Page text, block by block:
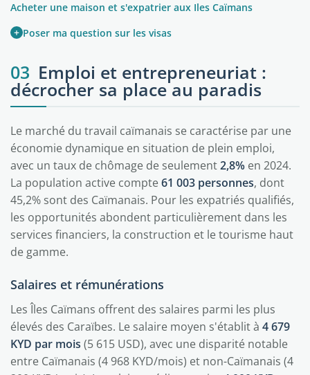
Acheter une maison et s'expatrier aux Iles Caïmans
+ Poser ma question sur les visas
03 Emploi et entrepreneuriat :
décrocher sa place au paradis
Le marché du travail caïmanais se caractérise par une
économie dynamique en situation de plein emploi,
avec un taux de chômage de seulement2,8% en 2024.
La population active compte61 003 personnes, dont
45,2% sont des Caïmanais. Pour les expatriés qualifiés,
les opportunités abondent particulièrement dans les
services financiers, la construction et le tourisme haut
de gamme.
Salaires et rémunérations
Les Îles Caïmans offrent des salaires parmi les plus
élevés des Caraïbes. Le salaire moyen s'établit à 4 679
KYD par mois (5 615 USD), avec une disparité notable
entre Caïmanais (4 968 KYD/mois) et non-Caïmanais (4